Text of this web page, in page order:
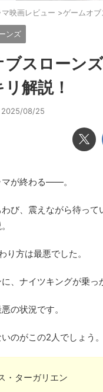
映画レビュー >ゲームオ
ンズ
ブスローン
解説！
2025/08/25
が終わる――。
び、震えながら待っ
り方は最悪でした。
、ナイツキングが乗っ
の状況です。
のがこの2人でしょう。
・ターガリエン